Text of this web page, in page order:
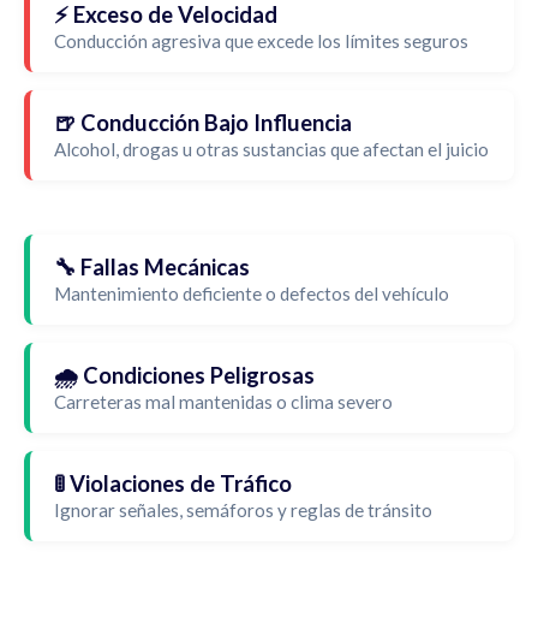
⚡ Exceso de Velocidad
Conducción agresiva que excede los límites seguros
🍺 Conducción Bajo Influencia
Alcohol, drogas u otras sustancias que afectan el juicio
🔧 Fallas Mecánicas
Mantenimiento deficiente o defectos del vehículo
🌧️ Condiciones Peligrosas
Carreteras mal mantenidas o clima severo
🚦 Violaciones de Tráfico
Ignorar señales, semáforos y reglas de tránsito